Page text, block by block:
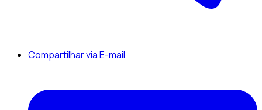
Compartilhar via E-mail